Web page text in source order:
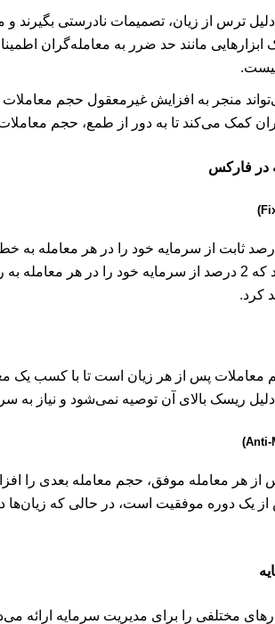
ترس از زیان، تصمیمات نادرستی بگیرند و
ابزارهایی مانند حد ضرر به معامله‌گران
منجر به افزایش غیرمعقول حجم
کمک می‌کند تا به دور از طمع، حجم
در فارکس
ثابت از سرمایه خود را در هر معامله به
10,000 دلار باشد و تصمیم بگیرید که 2 درصد از سرمایه خود
معاملات پس از هر زیان است تا با کسب یک
ریسک بالای آن توصیه نمی‌شود و نیاز به
از هر معامله موفق، حجم معامله بعدی را
یک دوره موفقیت است، در حالی که زیان‌ها
مختلفی را برای مدیریت سرمایه ارائه